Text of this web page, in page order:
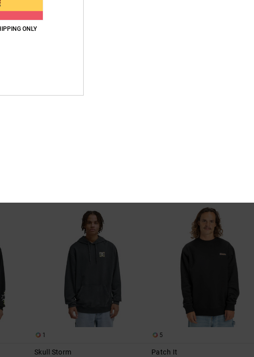
1
Skull Storm
5
Patch It
ONLY